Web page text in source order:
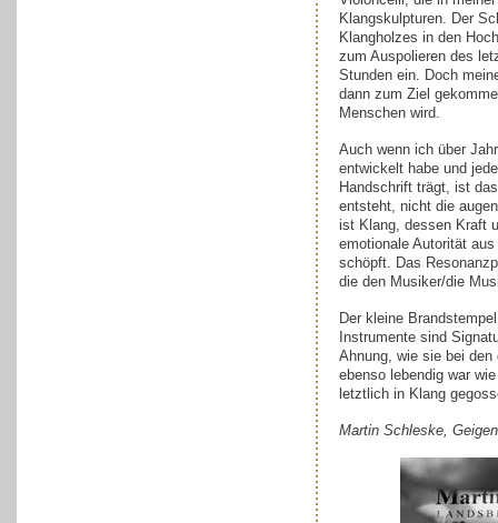
Klangskulpturen. Der
Klangholzes in den
zum Auspolieren des
Stunden ein. Doch
dann zum Ziel
Menschen wird.
Auch wenn ich über
entwickelt habe und
Handschrift trägt, ist
entsteht, nicht die
ist Klang, dessen Kraft
emotionale Autorität
schöpft. Das
die den Musiker/die
Der kleine
Instrumente sind
Ahnung, wie sie bei
ebenso lebendig war
letztlich in Klang
Martin Schleske,